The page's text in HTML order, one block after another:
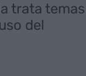
trata temas
del